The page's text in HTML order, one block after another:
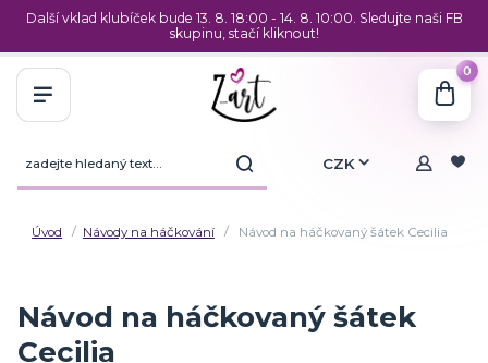
Další vklad klubíček bude 13. 8. 18:00 - 14. 8. 10:00. Sledujte naši FB
skupinu, stačí kliknout!
CZK
0
Úvod Návody na háčkování Návod na háčkovaný šátek Cecilia
Návod na háčkovaný šátek
Cecilia